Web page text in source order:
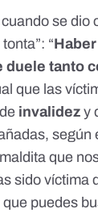
se dio
“
duele tanto
que las
invalidez y
según
que
sido víctima
puedes